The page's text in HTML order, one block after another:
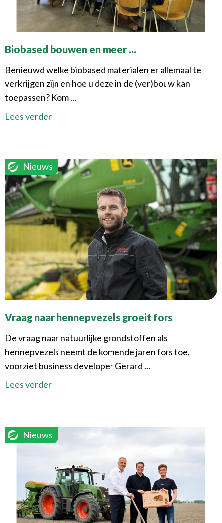
Biobased bouwen en meer ...
Benieuwd welke biobased materialen er allemaal te
verkrijgen zijn en hoe u deze in de (ver)bouw kan
toepassen? Kom ...
Lees verder
Nieuws
Vraag naar hennepvezels groeit fors
De vraag naar natuurlijke grondstoffen als
hennepvezels neemt de komende jaren fors toe,
voorziet business developer Gerard ...
Lees verder
Nieuws